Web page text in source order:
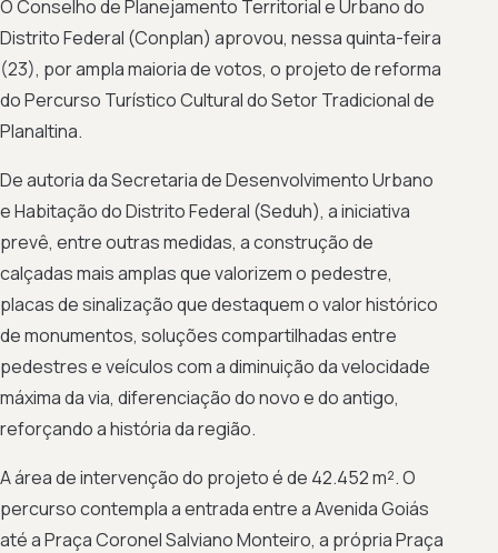
O Conselho de Planejamento Territorial e Urbano do
Distrito Federal (Conplan) aprovou, nessa quinta-feira
(23), por ampla maioria de votos, o projeto de reforma
do Percurso Turístico Cultural do Setor Tradicional de
Planaltina.
De autoria da Secretaria de Desenvolvimento Urbano
e Habitação do Distrito Federal (Seduh), a iniciativa
prevê, entre outras medidas, a construção de
calçadas mais amplas que valorizem o pedestre,
placas de sinalização que destaquem o valor histórico
de monumentos, soluções compartilhadas entre
pedestres e veículos com a diminuição da velocidade
máxima da via, diferenciação do novo e do antigo,
reforçando a história da região.
A área de intervenção do projeto é de 42.452 m². O
percurso contempla a entrada entre a Avenida Goiás
até a Praça Coronel Salviano Monteiro, a própria Praça